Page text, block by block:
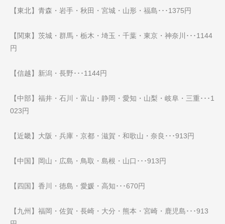
【東北】青森・岩手・秋田・宮城・山形・福島･･･1375円
【関東】茨城・群馬・栃木・埼玉・千葉・東京・神奈川･･･1144
円
【信越】新潟・長野･･･1144円
【中部】福井・石川・富山・静岡・愛知・山梨・岐阜・三重･･･1
023円
【近畿】大阪・兵庫・京都・滋賀・和歌山・奈良･･･913円
【中国】岡山・広島・鳥取・島根・山口･･･913円
【四国】香川・徳島・愛媛・高知･･･670円
【九州】福岡・佐賀・長崎・大分・熊本・宮崎・鹿児島･･･913